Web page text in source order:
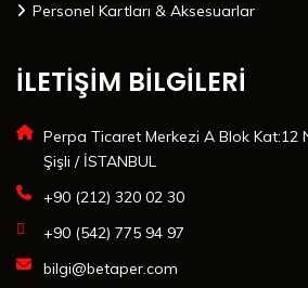
Personel Kartları & Aksesuarlar
İLETİŞİM BİLGİLERİ
Perpa Ticaret Merkezi A Blok Kat:12
Şişli / İSTANBUL
+90 (212) 320 02 30
+90 (542) 775 94 97
bilgi@betaper.com